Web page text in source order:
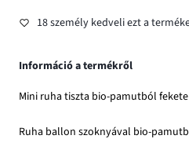
18 személy kedveli ezt a
Információ a termékről
Mini ruha tiszta bio-pamutból fekete
Ruha ballon szoknyával bio-